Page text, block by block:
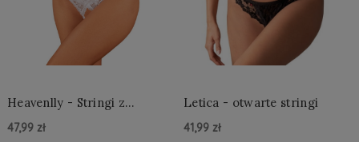
Heavenlly - Stringi z
47,99 zł
Letica - otwarte stringi
41,99 zł